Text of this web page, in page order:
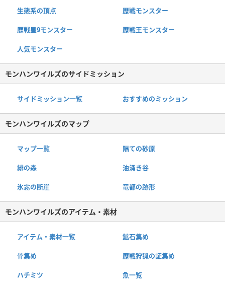
生態系の頂点 歴戦モンスター
歴戦星9モンスター 歴戦王モンスター
人気モンスター
モンハンワイルズのサイドミッション
サイドミッション一覧 おすすめのミッション
モンハンワイルズのマップ
マップ一覧 隔ての砂原
緋の森 油涌き谷
氷霧の断崖 竜都の跡形
モンハンワイルズのアイテム・素材
アイテム・素材一覧 鉱石集め
骨集め 歴戦狩猟の証集め
ハチミツ 魚一覧